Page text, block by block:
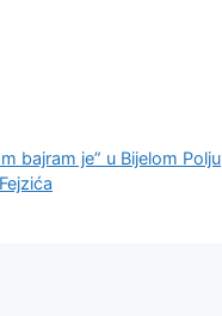
bajram je” u Bijelom Polju